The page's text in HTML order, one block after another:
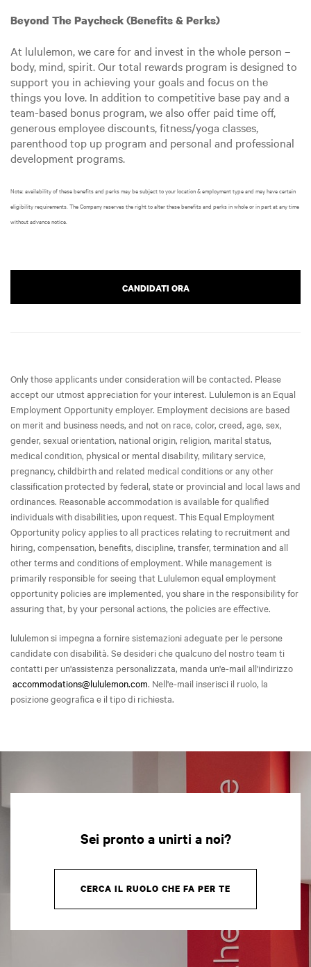
Beyond The Paycheck (Benefits & Perks)
At lululemon, we care for and invest in the whole person –
body, mind, spirit. Our total rewards program is designed to
support you in achieving your goals and focus on the
things you love. In addition to competitive base pay and a
team-based bonus program, we also offer paid time off,
generous employee discounts, fitness/yoga classes,
parenthood top up program and personal and professional
development programs.
Note: availability of these benefits and perks may be subject to your location & employment type and may have certain
eligibility requirements. The Company reserves the right to alter these benefits and perks in whole or in part at any time
without advance notice.
CANDIDATI ORA
Only those applicants under consideration will be contacted. Please
accept our utmost appreciation for your interest. Lululemon is an Equal
Employment Opportunity employer. Employment decisions are based
on merit and business needs, and not on race, color, creed, age, sex,
gender, sexual orientation, national origin, religion, marital status,
medical condition, physical or mental disability, military service,
pregnancy, childbirth and related medical conditions or any other
classification protected by federal, state or provincial and local laws and
ordinances. Reasonable accommodation is available for qualified
individuals with disabilities, upon request. This Equal Employment
Opportunity policy applies to all practices relating to recruitment and
hiring, compensation, benefits, discipline, transfer, termination and all
other terms and conditions of employment. While management is
primarily responsible for seeing that Lululemon equal employment
opportunity policies are implemented, you share in the responsibility for
assuring that, by your personal actions, the policies are effective.
lululemon si impegna a fornire sistemazioni adeguate per le persone
candidate con disabilità. Se desideri che qualcuno del nostro team ti
contatti per un'assistenza personalizzata, manda un'e-mail all'indirizzo
accommodations@lululemon.com. Nell'e-mail inserisci il ruolo, la
posizione geografica e il tipo di richiesta.
Sei pronto a unirti a noi?
CERCA IL RUOLO CHE FA PER TE